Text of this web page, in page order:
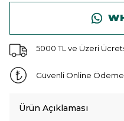
5000 TL ve Üzeri
Güvenli Online Ödeme
Ürün Açıklaması